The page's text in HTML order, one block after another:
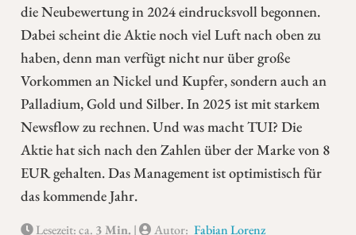
die Neubewertung in 2024 eindrucksvoll begonnen.
Dabei scheint die Aktie noch viel Luft nach oben zu
haben, denn man verfügt nicht nur über große
Vorkommen an Nickel und Kupfer, sondern auch an
Palladium, Gold und Silber. In 2025 ist mit starkem
Newsflow zu rechnen. Und was macht TUI? Die
Aktie hat sich nach den Zahlen über der Marke von 8
EUR gehalten. Das Management ist optimistisch für
das kommende Jahr.
Lesezeit: ca. 3 Min. | Autor: Fabian Lorenz